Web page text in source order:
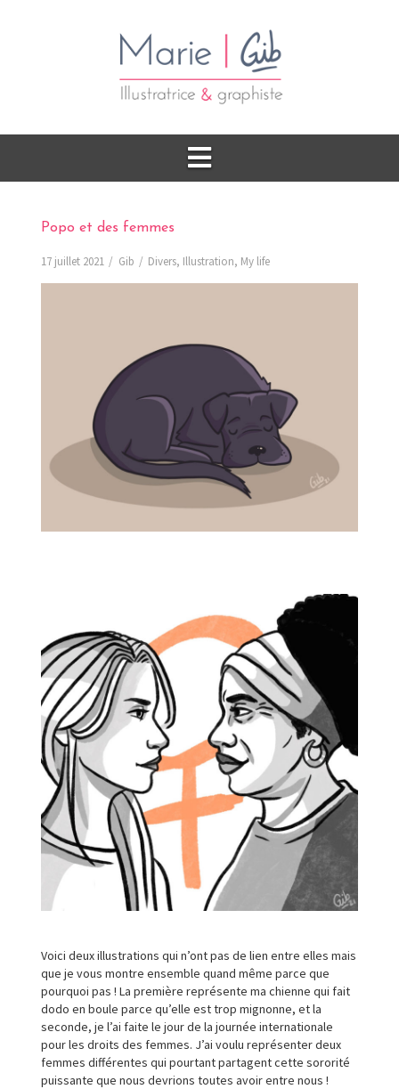
Popo et des femmes
17 juillet 2021 Gib Divers, Illustration, My life
Voici deux illustrations qui n’ont pas de lien entre elles mais
que je vous montre ensemble quand même parce que
pourquoi pas ! La première représente ma chienne qui fait
dodo en boule parce qu’elle est trop mignonne, et la
seconde, je l’ai faite le jour de la journée internationale
pour les droits des femmes. J’ai voulu représenter deux
femmes différentes qui pourtant partagent cette sororité
puissante que nous devrions toutes avoir entre nous !